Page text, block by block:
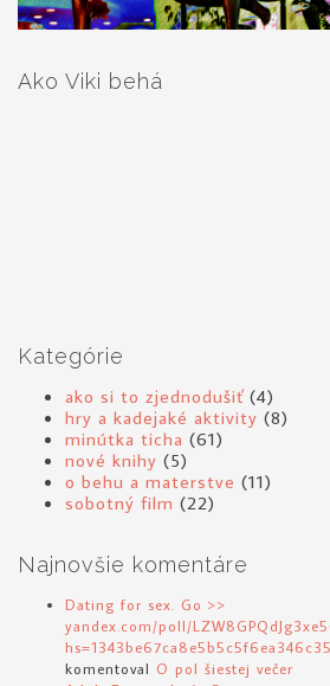
Ako Viki behá
Kategórie
ako si to zjednodušiť (4)
hry a kadejaké aktivity (8)
minútka ticha (61)
nové knihy (5)
o behu a materstve (11)
sobotný film (22)
Najnovšie komentáre
Dating for sex. Go >>
yandex.com/poll/
komentoval O pol šiestej večer